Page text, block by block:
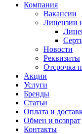
Компания
Вакансии
Лицензии
Новости
Реквизиты
Отсрочка
Акции
Услуги
Бренды
Статьи
Оплата и
Обмен и возврат
Контакты